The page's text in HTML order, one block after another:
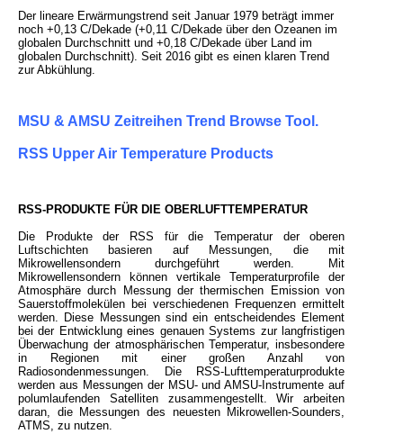
Der lineare Erwärmungstrend seit Januar 1979 beträgt immer
noch +0,13 C/Dekade (+0,11 C/Dekade über den Ozeanen im
globalen Durchschnitt und +0,18 C/Dekade über Land im
globalen Durchschnitt). Seit 2016 gibt es einen klaren Trend
zur Abkühlung.
MSU & AMSU Zeitreihen Trend Browse Tool.
RSS Upper Air Temperature Products
RSS-PRODUKTE FÜR DIE OBERLUFTTEMPERATUR
Die Produkte der RSS für die Temperatur der oberen
Luftschichten basieren auf Messungen, die mit
Mikrowellensondern durchgeführt werden. Mit
Mikrowellensondern können vertikale Temperaturprofile der
Atmosphäre durch Messung der thermischen Emission von
Sauerstoffmolekülen bei verschiedenen Frequenzen ermittelt
werden. Diese Messungen sind ein entscheidendes Element
bei der Entwicklung eines genauen Systems zur langfristigen
Überwachung der atmosphärischen Temperatur, insbesondere
in Regionen mit einer großen Anzahl von
Radiosondenmessungen. Die RSS-Lufttemperaturprodukte
werden aus Messungen der MSU- und AMSU-Instrumente auf
polumlaufenden Satelliten zusammengestellt. Wir arbeiten
daran, die Messungen des neuesten Mikrowellen-Sounders,
ATMS, zu nutzen.